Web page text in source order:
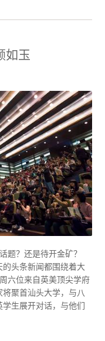
如玉
题？还是待开金矿？
的头条新闻都围绕着大
六位来自英美顶尖学府
聚首汕头大学，与八
生展开对话，与他们